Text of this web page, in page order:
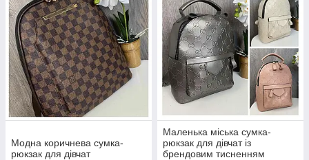
Модна коричнева сумка-
рюкзак для дівчат
Маленька міська сумка-
рюкзак для дівчат із
брендовим тисненням